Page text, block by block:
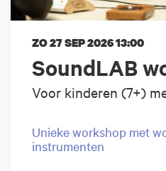
SoundLAB
Voor kinderen (7+)
ZO 27 SEP 202613:00
Unieke workshop met
instrumenten